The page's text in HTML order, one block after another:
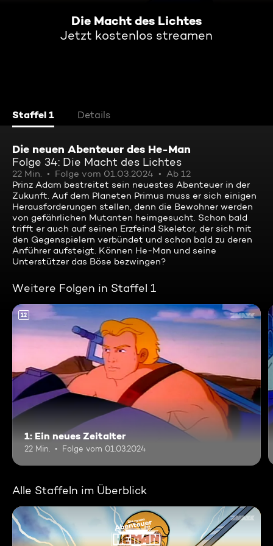
Die Macht des Lichtes
Jetzt kostenlos streamen
Staffel 1 Details
Die neuen Abenteuer des He-Man
Folge 34: Die Macht des Lichtes
22 Min. Folge vom 01.03.2024
Ab 12
Prinz Adam bestreitet sein neuestes Abenteuer in der
Zukunft. Auf dem Planeten Primus muss er sich einigen
Herausforderungen stellen, denn die Bewohner werden
von gefährlichen Mutanten heimgesucht. Schon bald
trifft er auch auf seinen Erzfeind Skeletor, der sich mit
den Gegenspielern verbündet und schon bald zu deren
Anführer aufsteigt. Können He-Man und seine
Unterstützer das Böse bezwingen?
Weitere Folgen in Staffel 1
12
1: Ein neues Zeitalter
22 Min. Folge vom 01.03.2024
Alle Staffeln im Überblick